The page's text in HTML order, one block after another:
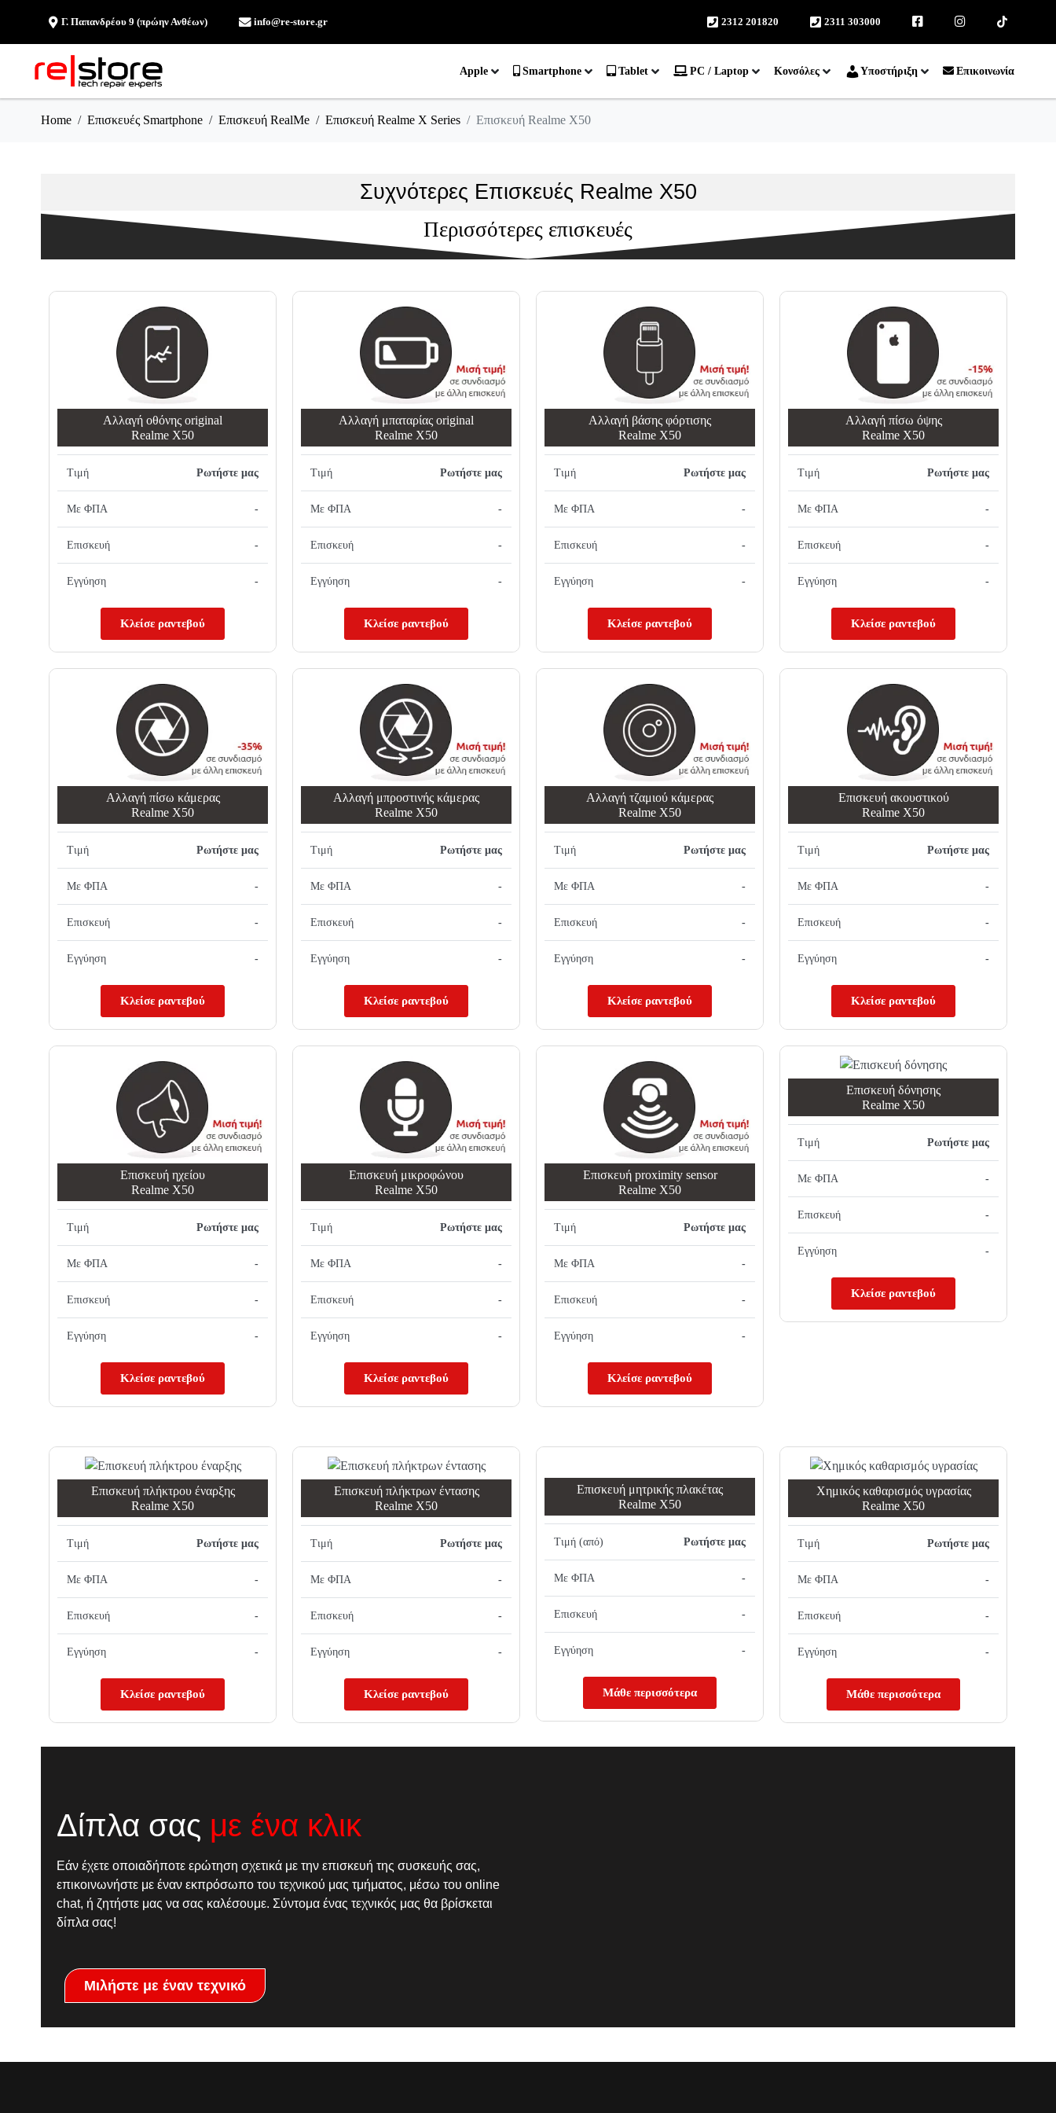
Γ. Παπανδρέου 9 (πρώην Ανθέων) info@re-store.gr 2312 201820 2311 303000 facebook instagramTikTok
Apple Smartphone Tablet PC / Laptop Κονσόλες Υποστήριξη Επικοινωνία
Home Επισκευές Smartphone Επισκευή RealMe Επισκευή Realme X Series Επισκευή Realme X50
Συχνότερες Επισκευές Realme X50
Περισσότερες επισκευές
Αλλαγή oθόνης οriginal
Realme X50
Τιμή Ρωτήστε μας
Με ΦΠΑ -
Επισκευή -
Εγγύηση -
Κλείσε ραντεβού
Αλλαγή μπαταρίας original
Realme X50
Τιμή Ρωτήστε μας
Με ΦΠΑ -
Επισκευή -
Εγγύηση -
Κλείσε ραντεβού
Αλλαγή βάσης φόρτισης
Realme X50
Τιμή Ρωτήστε μας
Με ΦΠΑ -
Επισκευή -
Εγγύηση -
Κλείσε ραντεβού
Αλλαγή πίσω όψης
Realme X50
Τιμή Ρωτήστε μας
Με ΦΠΑ -
Επισκευή -
Εγγύηση -
Κλείσε ραντεβού
Αλλαγή πίσω κάμερας
Realme X50
Τιμή Ρωτήστε μας
Με ΦΠΑ -
Επισκευή -
Εγγύηση -
Κλείσε ραντεβού
Αλλαγή μπροστινής κάμερας
Realme X50
Τιμή Ρωτήστε μας
Με ΦΠΑ -
Επισκευή -
Εγγύηση -
Κλείσε ραντεβού
Αλλαγή τζαμιού κάμερας
Realme X50
Τιμή Ρωτήστε μας
Με ΦΠΑ -
Επισκευή -
Εγγύηση -
Κλείσε ραντεβού
Επισκευή ακουστικού
Realme X50
Τιμή Ρωτήστε μας
Με ΦΠΑ -
Επισκευή -
Εγγύηση -
Κλείσε ραντεβού
Επισκευή ηχείου
Realme X50
Τιμή Ρωτήστε μας
Με ΦΠΑ -
Επισκευή -
Εγγύηση -
Κλείσε ραντεβού
Επισκευή μικροφώνου
Realme X50
Τιμή Ρωτήστε μας
Με ΦΠΑ -
Επισκευή -
Εγγύηση -
Κλείσε ραντεβού
Επισκευή proximity sensor
Realme X50
Τιμή Ρωτήστε μας
Με ΦΠΑ -
Επισκευή -
Εγγύηση -
Κλείσε ραντεβού
Επισκευή δόνησης
Realme X50
Τιμή Ρωτήστε μας
Με ΦΠΑ -
Επισκευή -
Εγγύηση -
Κλείσε ραντεβού
Επισκευή πλήκτρου έναρξης
Realme X50
Τιμή Ρωτήστε μας
Με ΦΠΑ -
Επισκευή -
Εγγύηση -
Κλείσε ραντεβού
Επισκευή πλήκτρων έντασης
Realme X50
Τιμή Ρωτήστε μας
Με ΦΠΑ -
Επισκευή -
Εγγύηση -
Κλείσε ραντεβού
Επισκευή μητρικής πλακέτας
Realme X50
Τιμή (από) Ρωτήστε μας
Με ΦΠΑ -
Επισκευή -
Εγγύηση -
Μάθε περισσότερα
Χημικός καθαρισμός υγρασίας
Realme X50
Τιμή Ρωτήστε μας
Με ΦΠΑ -
Επισκευή -
Εγγύηση -
Μάθε περισσότερα
Δίπλα σας με ένα κλικ
Εάν έχετε οποιαδήποτε ερώτηση σχετικά με την επισκευή της συσκευής σας,
επικοινωνήστε με έναν εκπρόσωπο του τεχνικού μας τμήματος, μέσω του online
chat, ή ζητήστε μας να σας καλέσουμε. Σύντομα ένας τεχνικός μας θα βρίσκεται
δίπλα σας!
Μιλήστε με έναν τεχνικό